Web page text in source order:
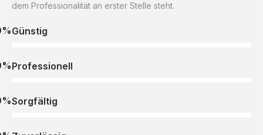
dem Professionalität an erster Stelle steht.
Günstig
Professionell
Sorgfältig